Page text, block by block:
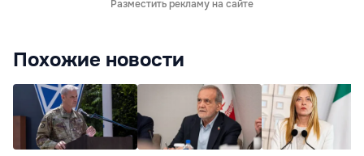
Разместить рекламу на сайте
Похожие новости